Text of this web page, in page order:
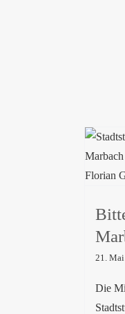
21.
Die